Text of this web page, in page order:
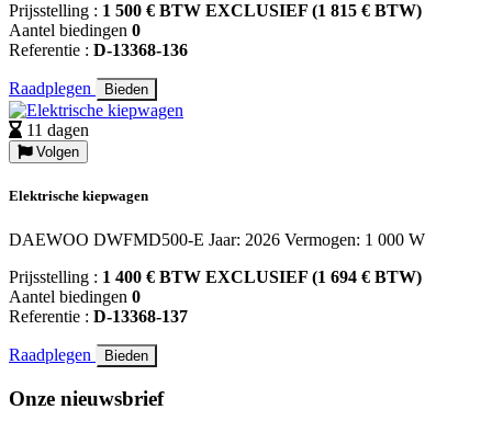
Prijsstelling : 1 500 € BTW EXCLUSIEF (1 815 € BTW)
Aantel biedingen 0
Referentie : D-13368-136
Raadplegen Bieden
11 dagen
Volgen
Elektrische kiepwagen
DAEWOO DWFMD500-E Jaar: 2026 Vermogen: 1 000 W
Prijsstelling : 1 400 € BTW EXCLUSIEF (1 694 € BTW)
Aantel biedingen 0
Referentie : D-13368-137
Raadplegen Bieden
Onze nieuwsbrief